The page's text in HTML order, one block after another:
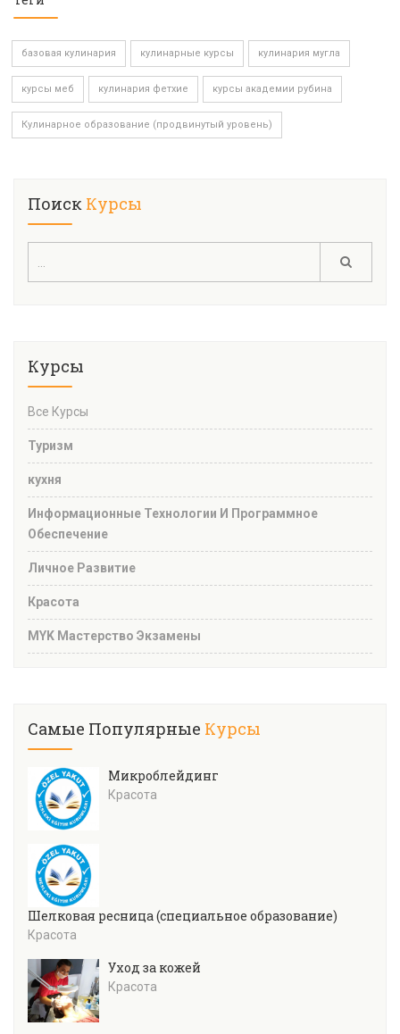
базовая кулинария кулинарные курсы кулинария мугла
курсы меб кулинария фетхие курсы академии рубина
Кулинарное образование (продвинутый уровень)
Поиск Курсы
Курсы
Все Курсы
Туризм
кухня
Информационные Технологии И Программное
Обеспечение
Личное Развитие
Красота
MYK Мастерство Экзамены
Самые Популярные Курсы
Микроблейдинг
Красота
Шелковая ресница (специальное образование)
Красота
Уход за кожей
Красота